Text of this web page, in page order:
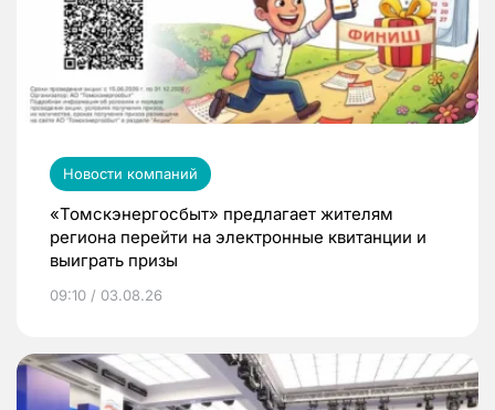
Новости компаний
«Томскэнергосбыт» предлагает жителям
региона перейти на электронные квитанции и
выиграть призы
09:10 / 03.08.26